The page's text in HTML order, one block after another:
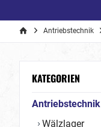
Antriebstechnik
KATEGORIEN
Antriebstechnik
Wälzlager